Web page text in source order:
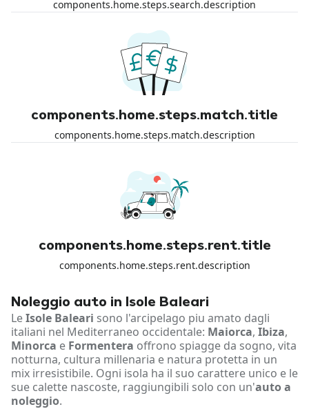
components.home.steps.search.description
components.home.steps.match.title
components.home.steps.match.description
components.home.steps.rent.title
components.home.steps.rent.description
Noleggio auto in Isole Baleari
LeIsole Baleari sono l'arcipelago piu amato dagli
italiani nel Mediterraneo occidentale: Maiorca, Ibiza,
Minorca e Formentera offrono spiagge da sogno, vita
notturna, cultura millenaria e natura protetta in un
mix irresistibile. Ogni isola ha il suo carattere unico e le
sue calette nascoste, raggiungibili solo con un'auto a
noleggio.